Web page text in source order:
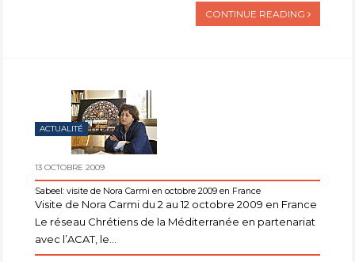
CONTINUE READING
ACTUALITÉ
13 OCTOBRE 2009
Sabeel: visite de Nora Carmi en octobre 2009 en France
Visite de Nora Carmi du 2 au 12 octobre 2009 en France
Le réseau Chrétiens de la Méditerranée en partenariat
avec l’ACAT, le...